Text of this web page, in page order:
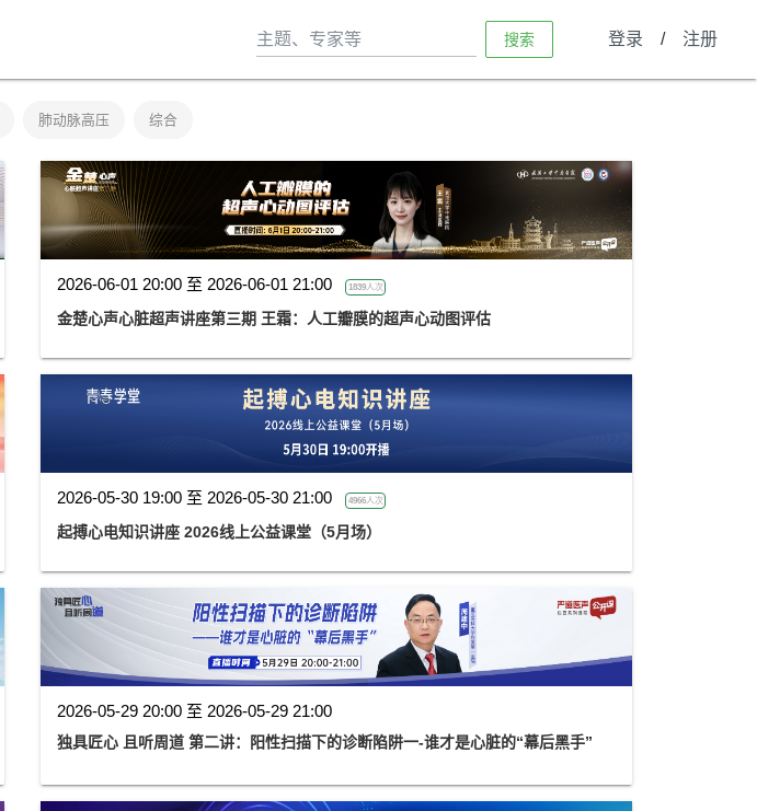
搜索 登录 / 注册
肺动脉高压 综合
2026-06-01 20:00 至 2026-06-01 21:00 1839人次
金楚心声心脏超声讲座第三期 王霜：人工瓣膜的超声心动图评估
2026-05-30 19:00 至 2026-05-30 21:00 4966人次
起搏心电知识讲座 2026线上公益课堂（5月场）
2026-05-29 20:00 至 2026-05-29 21:00
独具匠心 且听周道 第二讲：阳性扫描下的诊断陷阱一-谁才是心脏的“幕后黑手”